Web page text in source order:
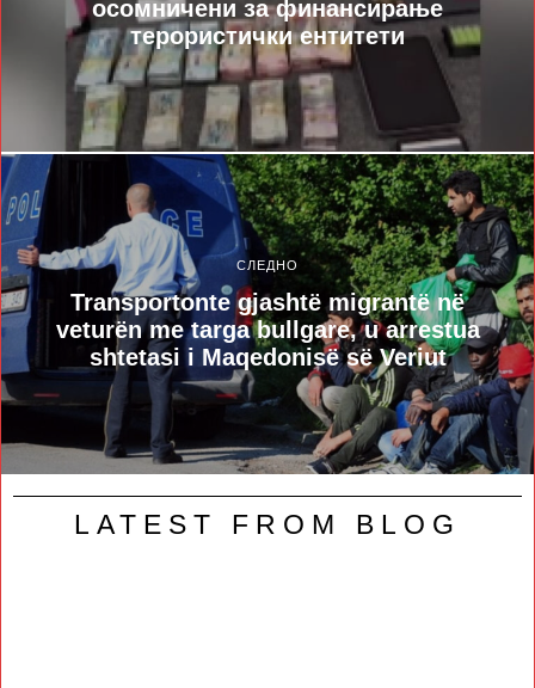
осомничени за финансирање
терористички ентитети
СЛЕДНО
Transportonte gjashtë migrantë në
veturën me targa bullgare, u arrestua
shtetasi i Maqedonisë së Veriut
LATEST FROM BLOG